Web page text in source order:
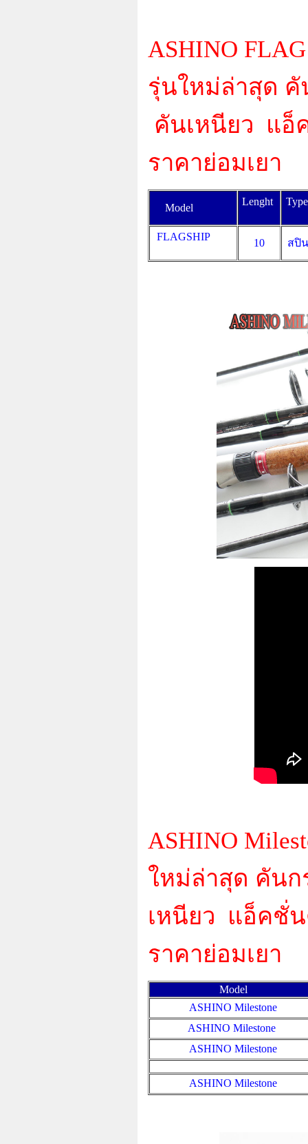
ASHINO
รุ่นใหม่ล่าสุด
คันเหนียว แอ็
ราคาย่อมเยา
Model
Lenght
FLAGSHIP
10 สปิ
ASHINO
ใหม่ล่าสุด คัน
เหนียว แอ็คชั่น
ราคาย่อมเยา
Model
ASHINO Milestone
ASHINO Milestone
ASHINO Milestone
ASHINO Milestone